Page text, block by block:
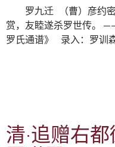
罗九迁 （曹）彦约
赏，友睦遂杀罗世传。
罗氏通谱》 录入：罗训
清·追赠右